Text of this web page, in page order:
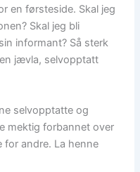
en førsteside. Skal jeg
Skal jeg bli
informant? Så sterk
jævla, selvopptatt
selvopptatte og
mektig forbannet over
for andre. La henne